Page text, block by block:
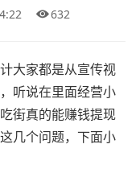
632
大家都是从宣传视
听说在里面经营小
街真的能赚钱提现
几个问题，下面小